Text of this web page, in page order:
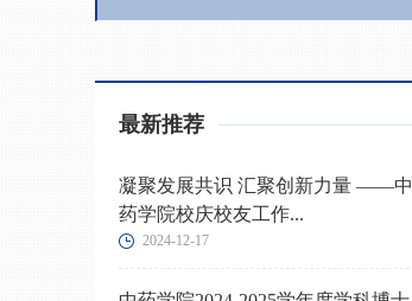
最新推荐
凝聚发展共识 汇聚创新力量 ——中
药学院校庆校友工作...
2024-12-17